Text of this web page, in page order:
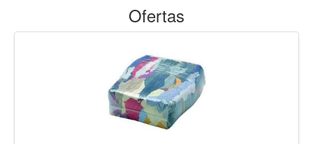
Ofertas